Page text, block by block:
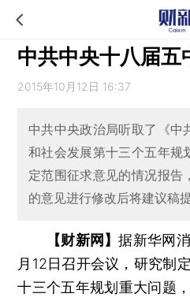
中共中央十八届五
2015年10月12日 16:37
中共中央政治局听取了《中
和社会发展第十三个五年规
定范围征求意见的情况报告
的意见进行修改后将建议稿
【财新网】据新华网
月12日召开会议，研究制
十三个五年规划重大问题